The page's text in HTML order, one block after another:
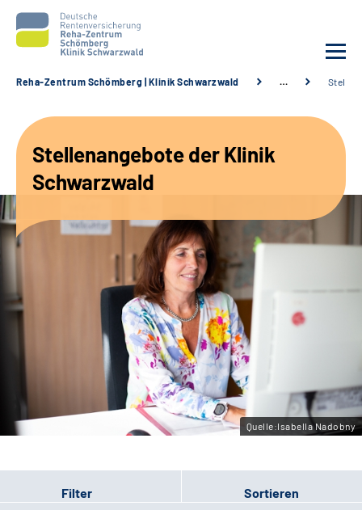
Unsere Angebote
Karriere
Sozialdienste & Zuweisende
Leichte Sprache
Gebärdensprache
Reha-Zentrum Schömberg | Klinik Schwarzwald …
Stellenangebote der Klinik
Schwarzwald
Quelle:Isabella Nadobny
Filter Sortieren